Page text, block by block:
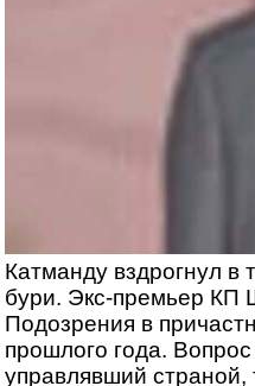
Катманду вздрогнул в
бури. Экс-премьер КП
Подозрения в
прошлого года. Вопрос
управлявший